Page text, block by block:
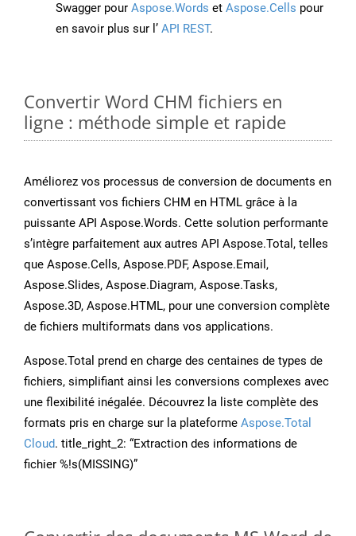
Swagger pour Aspose.Words et Aspose.Cells pour
en savoir plus sur l’ API REST.
Convertir Word CHM fichiers en
ligne : méthode simple et rapide
Améliorez vos processus de conversion de documents en
convertissant vos fichiers CHM en HTML grâce à la
puissante API Aspose.Words. Cette solution performante
s’intègre parfaitement aux autres API Aspose.Total, telles
que Aspose.Cells, Aspose.PDF, Aspose.Email,
Aspose.Slides, Aspose.Diagram, Aspose.Tasks,
Aspose.3D, Aspose.HTML, pour une conversion complète
de fichiers multiformats dans vos applications.
Aspose.Total prend en charge des centaines de types de
fichiers, simplifiant ainsi les conversions complexes avec
une flexibilité inégalée. Découvrez la liste complète des
formats pris en charge sur la plateforme Aspose.Total
Cloud. title_right_2: “Extraction des informations de
fichier %!s(MISSING)”